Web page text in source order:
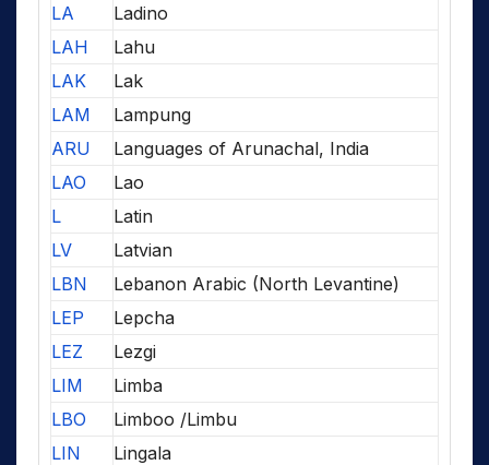
LA
Ladino
LAH
Lahu
LAK
Lak
LAM
Lampung
ARU
Languages of Arunachal, India
LAO
Lao
L
Latin
LV
Latvian
LBN
Lebanon Arabic (North Levantine)
LEP
Lepcha
LEZ
Lezgi
LIM
Limba
LBO
Limboo /Limbu
LIN
Lingala